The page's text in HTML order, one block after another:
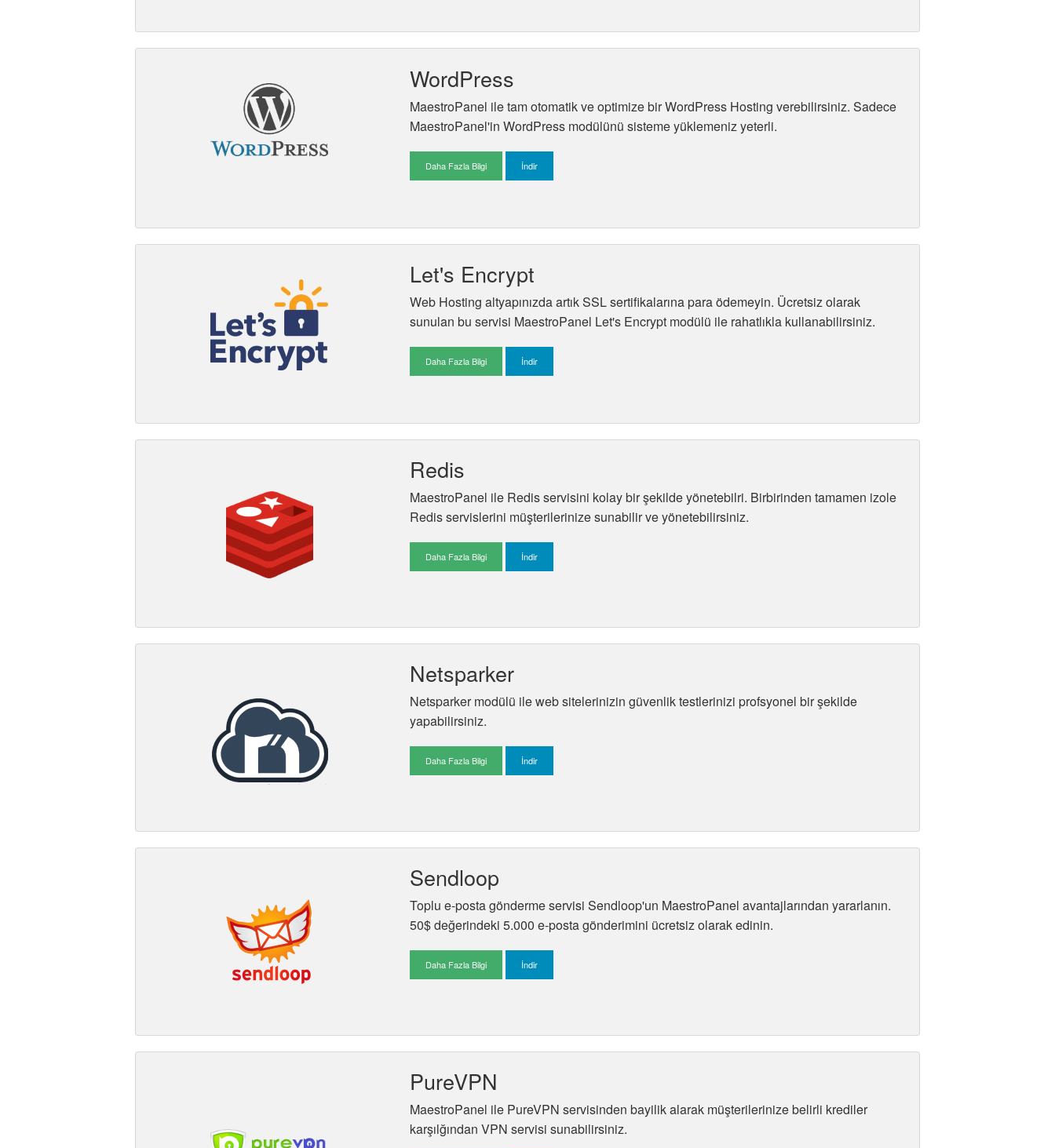
WordPress
MaestroPanel ile tam otomatik ve optimize bir WordPress Hosting verebilirsiniz. Sadece
MaestroPanel'in WordPress modülünü sisteme yüklemeniz yeterli.
Daha Fazla Bilgi İndir
Let's Encrypt
Web Hosting altyapınızda artık SSL sertifikalarına para ödemeyin. Ücretsiz olarak
sunulan bu servisi MaestroPanel Let's Encrypt modülü ile rahatlıkla kullanabilirsiniz.
Daha Fazla Bilgi İndir
Redis
MaestroPanel ile Redis servisini kolay bir şekilde yönetebilri. Birbirinden tamamen izole
Redis servislerini müşterilerinize sunabilir ve yönetebilirsiniz.
Daha Fazla Bilgi İndir
Netsparker
Netsparker modülü ile web sitelerinizin güvenlik testlerinizi profsyonel bir şekilde
yapabilirsiniz.
Daha Fazla Bilgi İndir
Sendloop
Toplu e-posta gönderme servisi Sendloop'un MaestroPanel avantajlarından yararlanın.
50$ değerindeki 5.000 e-posta gönderimini ücretsiz olarak edinin.
Daha Fazla Bilgi İndir
PureVPN
MaestroPanel ile PureVPN servisinden bayilik alarak müşterilerinize belirli krediler
karşılğından VPN servisi sunabilirsiniz.